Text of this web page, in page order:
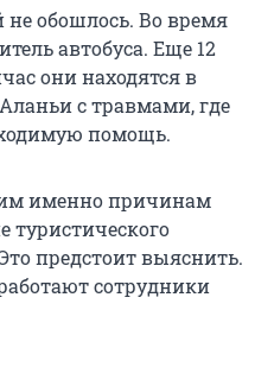
не обошлось. Во время
автобуса. Еще 12
они находятся в
с травмами, где
помощь.
именно причинам
туристического
предстоит выяснить.
сотрудники